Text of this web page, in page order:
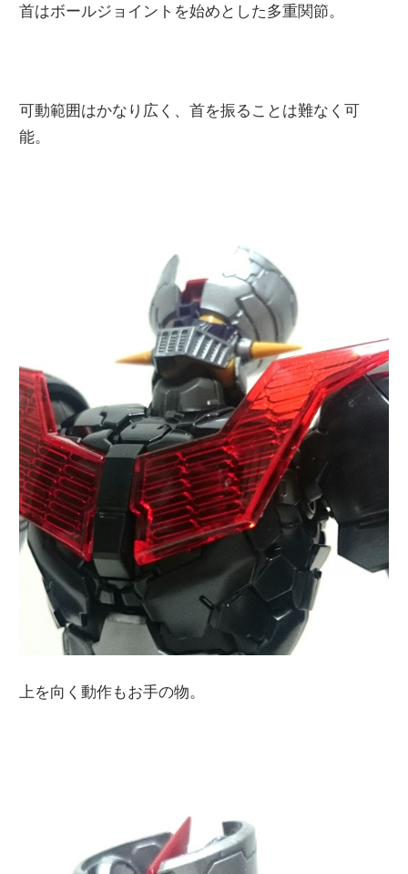
首はボールジョイントを始めとした多重関節。
可動範囲はかなり広く、首を振ることは難なく可
能。
上を向く動作もお手の物。